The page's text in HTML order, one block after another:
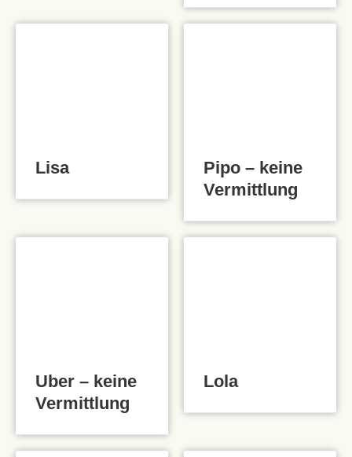
Lisa
Pipo – keine
Vermittlung
Uber – keine
Vermittlung
Lola